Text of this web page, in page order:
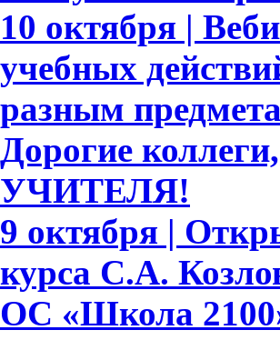
10 октября |
учебных
разным
Дорогие
УЧИТЕЛЯ!
9 октября |
курса С.А.
ОС «Школа